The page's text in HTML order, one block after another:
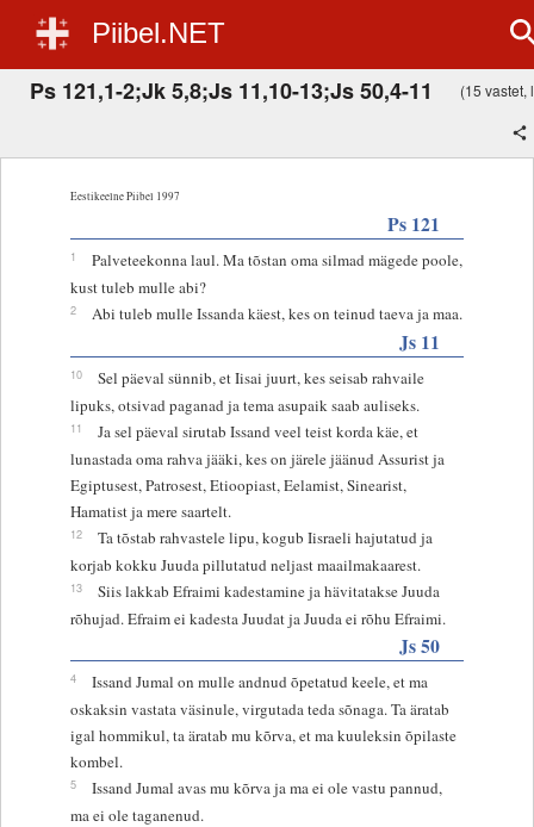
Piibel.NET
Ps 121,1-2;Jk 5,8;Js 11,10-13;Js 50,4-11 (15 vastet,
Eestikeelne Piibel 1997
Ps 121
1
Palveteekonna laul. Ma tõstan oma silmad mägede poole,
kust tuleb mulle abi?
2 Abi tuleb mulle Issanda käest, kes on teinud taeva ja maa.
Js 11
10
Sel päeval sünnib, et Iisai juurt, kes seisab rahvaile
lipuks, otsivad paganad ja tema asupaik saab auliseks.
11
Ja sel päeval sirutab Issand veel teist korda käe, et
lunastada oma rahva jääki, kes on järele jäänud Assurist ja
Egiptusest, Patrosest, Etioopiast, Eelamist, Sinearist,
Hamatist ja mere saartelt.
12
Ta tõstab rahvastele lipu, kogub Iisraeli hajutatud ja
korjab kokku Juuda pillutatud neljast maailmakaarest.
13
Siis lakkab Efraimi kadestamine ja hävitatakse Juuda
rõhujad. Efraim ei kadesta Juudat ja Juuda ei rõhu Efraimi.
Js 50
4
Issand Jumal on mulle andnud õpetatud keele, et ma
oskaksin vastata väsinule, virgutada teda sõnaga. Ta äratab
igal hommikul, ta äratab mu kõrva, et ma kuuleksin õpilaste
kombel.
5
Issand Jumal avas mu kõrva ja ma ei ole vastu pannud,
ma ei ole taganenud.